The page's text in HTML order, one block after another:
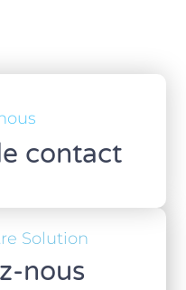
contact
Solution
nous